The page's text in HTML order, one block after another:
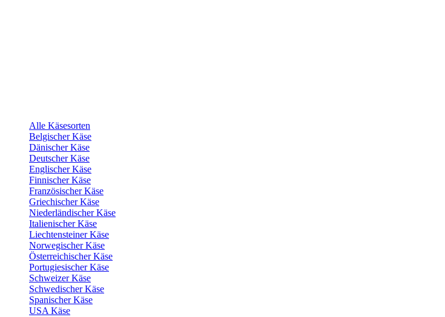
Alle Käsesorten
Belgischer Käse
Dänischer Käse
Deutscher Käse
Englischer Käse
Finnischer Käse
Französischer Käse
Griechischer Käse
Niederländischer Käse
Italienischer Käse
Liechtensteiner Käse
Norwegischer Käse
Österreichischer Käse
Portugiesischer Käse
Schweizer Käse
Schwedischer Käse
Spanischer Käse
USA Käse